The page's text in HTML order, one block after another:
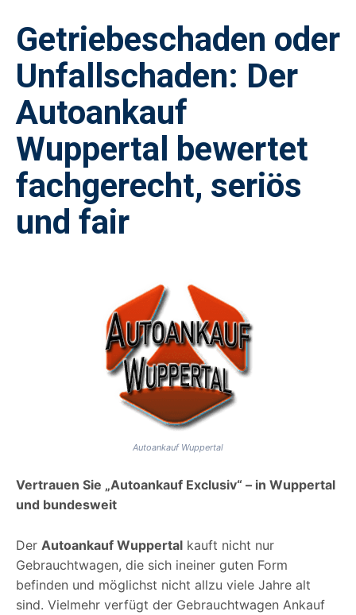
Getriebeschaden oder
Unfallschaden: Der
Autoankauf
Wuppertal bewertet
fachgerecht, seriös
und fair
Autoankauf Wuppertal
Vertrauen Sie „Autoankauf Exclusiv“ – in Wuppertal
und bundesweit
Der Autoankauf Wuppertal kauft nicht nur
Gebrauchtwagen, die sich ineiner guten Form
befinden und möglichst nicht allzu viele Jahre alt
sind. Vielmehr verfügt der Gebrauchtwagen Ankauf